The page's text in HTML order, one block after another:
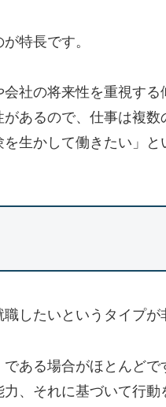
特長です。
社の将来性を重視する
あるので、仕事は複数
生かして働きたい」と
したいというタイプが
ある場合がほとんどで
、それに基づいて行動